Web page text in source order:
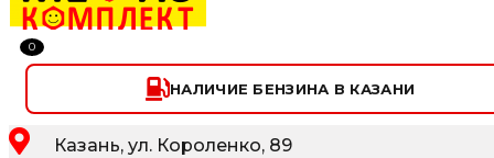
0
НАЛИЧИЕ БЕНЗИНА В КАЗАНИ
Казань, ул. Короленко, 89